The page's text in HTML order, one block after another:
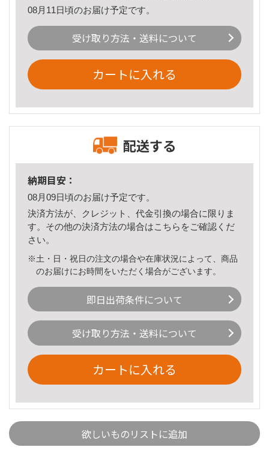
08月11日頃のお届け予定です。
受け取り方法・送料について
カートに入れる
配送する
納期目安：
08月09日頃のお届け予定です。
決済方法が、クレジット、代金引換の場合に限りま
す。その他の決済方法の場合はこちら をご確認くだ
さい。
※土・日・祝日の注文の場合や在庫状況によって、商品
のお届けにお時間をいただく場合がございます。
即日出荷条件について
受け取り方法・送料について
カートに入れる
欲しいものリストに追加